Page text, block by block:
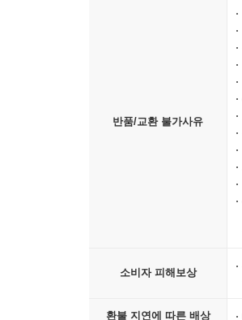
반품/교환 불가사유
소비자 피해보상
환불 지연에 따른 배상